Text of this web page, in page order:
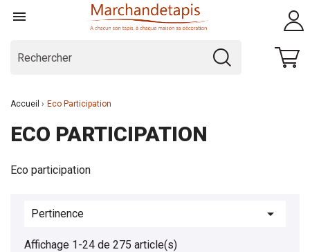

Accueil Eco Participation
ECO PARTICIPATION
Eco participation
Pertinence 
Affichage 1-24 de 275 article(s)